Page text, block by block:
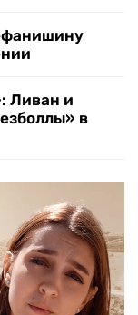
Ливан и
в